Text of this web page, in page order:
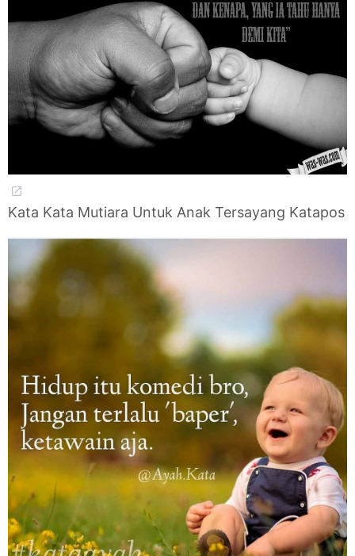
Kata Kata Mutiara Untuk Anak Tersayang Katapos